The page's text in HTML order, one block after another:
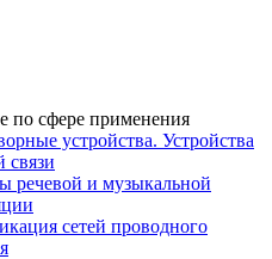
по сфере применения
устройства. Устройства
связи
речевой и музыкальной
сетей проводного